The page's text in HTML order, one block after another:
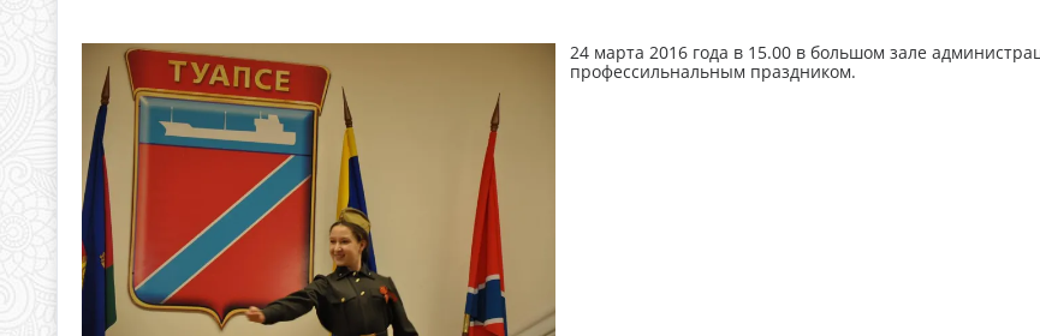
24 марта 2016 года в 15.00 в большом зале
профессильнальным праздником.